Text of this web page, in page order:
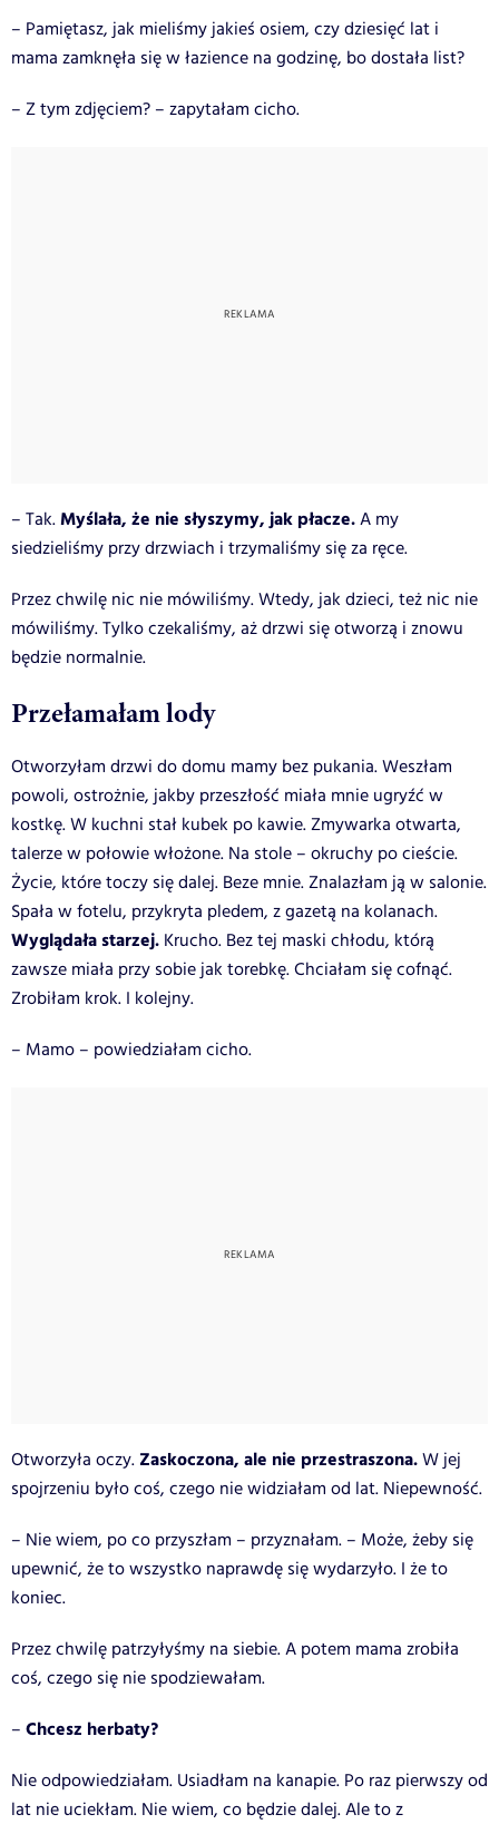
– Pamiętasz, jak mieliśmy jakieś osiem, czy dziesięć lat i
mama zamknęła się w łazience na godzinę, bo dostała list?
– Z tym zdjęciem? – zapytałam cicho.
– Tak.Myślała, że nie słyszymy, jak płacze.A my
siedzieliśmy przy drzwiach i trzymaliśmy się za ręce.
Przez chwilę nic nie mówiliśmy. Wtedy, jak dzieci, też nic nie
mówiliśmy. Tylko czekaliśmy, aż drzwi się otworzą i znowu
będzie normalnie.
Przełamałam lody
Otworzyłam drzwi do domu mamy bez pukania. Weszłam
powoli, ostrożnie, jakby przeszłość miała mnie ugryźć w
kostkę.W kuchni stał kubek po kawie. Zmywarka otwarta,
talerze w połowie włożone. Na stole – okruchy po cieście.
Życie, które toczy się dalej. Beze mnie.Znalazłam ją w salonie.
Spała w fotelu, przykryta pledem, z gazetą na kolanach.
Wyglądała starzej. Krucho. Bez tej maski chłodu, którą
zawsze miała przy sobie jak torebkę.Chciałam się cofnąć.
Zrobiłam krok. I kolejny.
– Mamo – powiedziałam cicho.
Otworzyła oczy. Zaskoczona, ale nie przestraszona.W jej
spojrzeniu było coś, czego nie widziałam od lat. Niepewność.
– Nie wiem, po co przyszłam – przyznałam. – Może, żeby się
upewnić, że to wszystko naprawdę się wydarzyło. I że to
koniec.
Przez chwilę patrzyłyśmy na siebie. A potem mama zrobiła
coś, czego się nie spodziewałam.
– Chcesz herbaty?
Nie odpowiedziałam. Usiadłam na kanapie. Po raz pierwszy od
lat nie uciekłam. Nie wiem, co będzie dalej. Ale to z